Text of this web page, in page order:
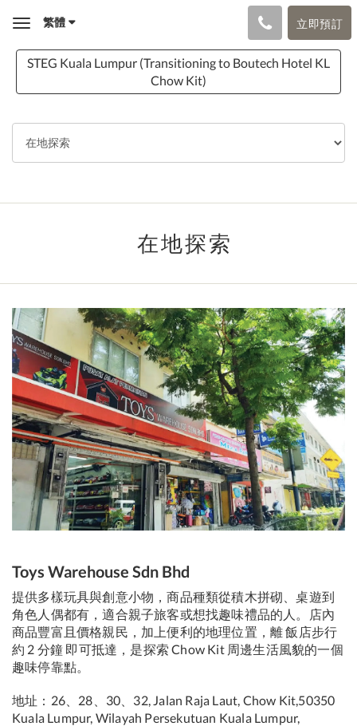
Toggle繁體 立即預訂
STEG Kuala Lumpur (Transitioning to Boutech Hotel KL
Chow Kit)
在地探索
Toys Warehouse Sdn Bhd
提供多樣玩具與創意小物，商品種類從積木拼砌、桌遊到
角色人偶都有，適合親子旅客或想找趣味禮品的人。店內
商品豐富且價格親民，加上便利的地理位置，離 飯店步行
約 2 分鐘 即可抵達，是探索 Chow Kit 周邊生活風貌的一個
趣味停靠點。
地址：26、28、30、32, Jalan Raja Laut, Chow Kit,50350
Kuala Lumpur, Wilayah Persekutuan Kuala Lumpur,